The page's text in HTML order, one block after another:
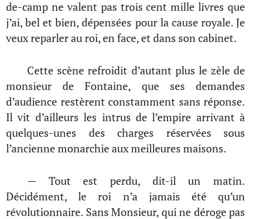
de-camp ne valent pas trois cent mille livres que
j’ai, bel et bien, dépensées pour la cause royale. Je
veux reparler au roi, en face, et dans son cabinet.
Cette scène refroidit d’autant plus le zèle de
monsieur de Fontaine, que ses demandes
d’audience restèrent constamment sans réponse.
Il vit d’ailleurs les intrus de l’empire arrivant à
quelques-unes des charges réservées sous
l’ancienne monarchie aux meilleures maisons.
— Tout est perdu, dit-il un matin.
Décidément, le roi n’a jamais été qu’un
révolutionnaire. Sans Monsieur, qui ne déroge pas